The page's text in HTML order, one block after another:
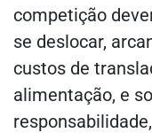
competição
se deslocar,
custos de
alimentação, e